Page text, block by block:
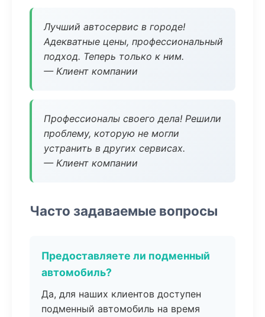
Лучший автосервис в городе!
Адекватные цены, профессиональный
подход. Теперь только к ним.
— Клиент компании
Профессионалы своего дела! Решили
проблему, которую не могли
устранить в других сервисах.
— Клиент компании
Часто задаваемые вопросы
Предоставляете ли подменный
автомобиль?
Да, для наших клиентов доступен
подменный автомобиль на время